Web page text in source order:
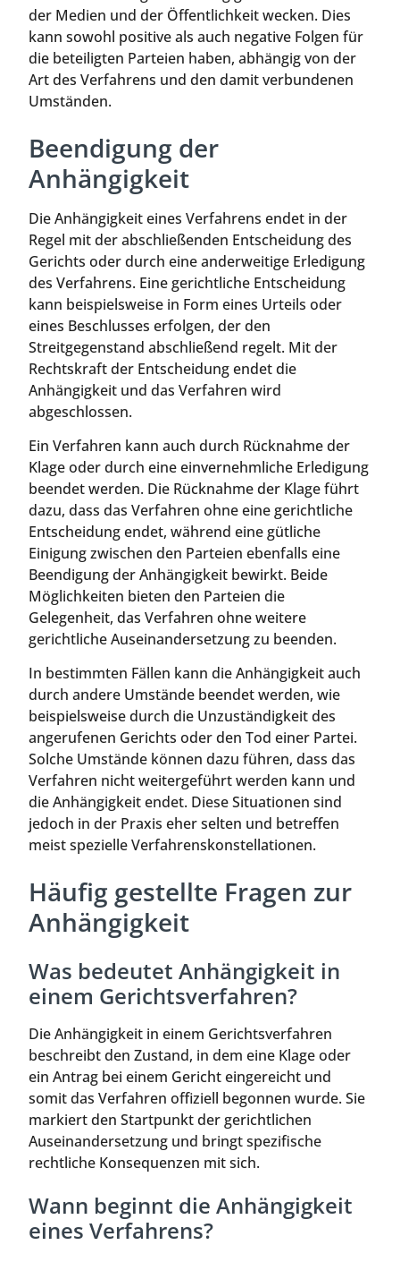
der Medien und der Öffentlichkeit wecken. Dies
kann sowohl positive als auch negative Folgen für
die beteiligten Parteien haben, abhängig von der
Art des Verfahrens und den damit verbundenen
Umständen.
Beendigung der
Anhängigkeit
Die Anhängigkeit eines Verfahrens endet in der
Regel mit der abschließenden Entscheidung des
Gerichts oder durch eine anderweitige Erledigung
des Verfahrens. Eine gerichtliche Entscheidung
kann beispielsweise in Form eines Urteils oder
eines Beschlusses erfolgen, der den
Streitgegenstand abschließend regelt. Mit der
Rechtskraft der Entscheidung endet die
Anhängigkeit und das Verfahren wird
abgeschlossen.
Ein Verfahren kann auch durch Rücknahme der
Klage oder durch eine einvernehmliche Erledigung
beendet werden. Die Rücknahme der Klage führt
dazu, dass das Verfahren ohne eine gerichtliche
Entscheidung endet, während eine gütliche
Einigung zwischen den Parteien ebenfalls eine
Beendigung der Anhängigkeit bewirkt. Beide
Möglichkeiten bieten den Parteien die
Gelegenheit, das Verfahren ohne weitere
gerichtliche Auseinandersetzung zu beenden.
In bestimmten Fällen kann die Anhängigkeit auch
durch andere Umstände beendet werden, wie
beispielsweise durch die Unzuständigkeit des
angerufenen Gerichts oder den Tod einer Partei.
Solche Umstände können dazu führen, dass das
Verfahren nicht weitergeführt werden kann und
die Anhängigkeit endet. Diese Situationen sind
jedoch in der Praxis eher selten und betreffen
meist spezielle Verfahrenskonstellationen.
Häufig gestellte Fragen zur
Anhängigkeit
Was bedeutet Anhängigkeit in
einem Gerichtsverfahren?
Die Anhängigkeit in einem Gerichtsverfahren
beschreibt den Zustand, in dem eine Klage oder
ein Antrag bei einem Gericht eingereicht und
somit das Verfahren offiziell begonnen wurde. Sie
markiert den Startpunkt der gerichtlichen
Auseinandersetzung und bringt spezifische
rechtliche Konsequenzen mit sich.
Wann beginnt die Anhängigkeit
eines Verfahrens?